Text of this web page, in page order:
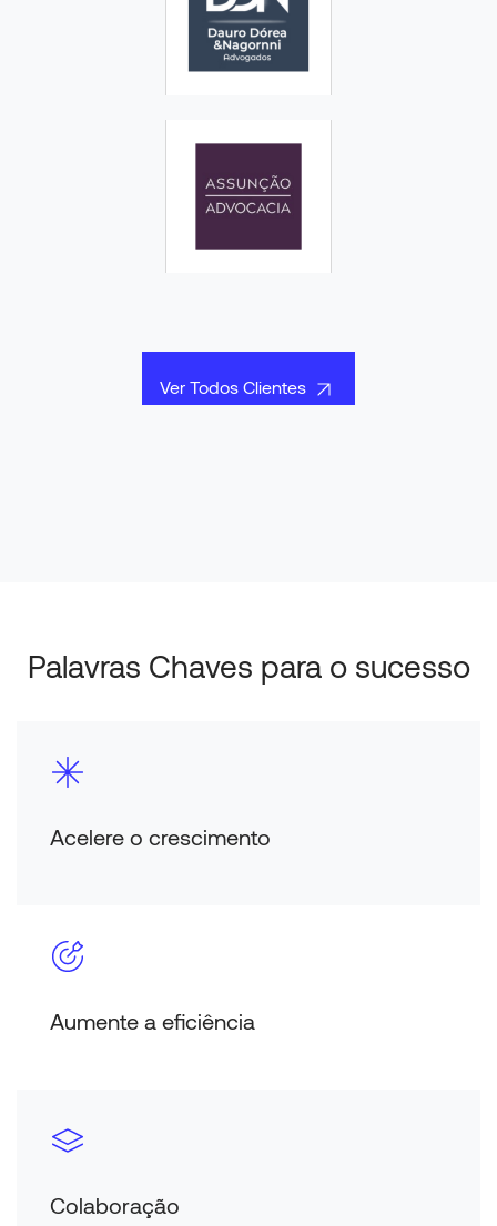
Ver Todos Clientes
Palavras Chaves para o sucesso
Acelere o crescimento
Aumente a eficiência
Colaboração